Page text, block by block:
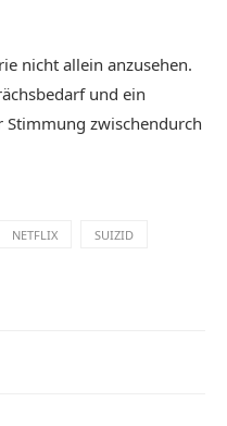
nicht allein anzusehen.
und ein
Stimmung zwischendurch
NETFLIX SUIZID